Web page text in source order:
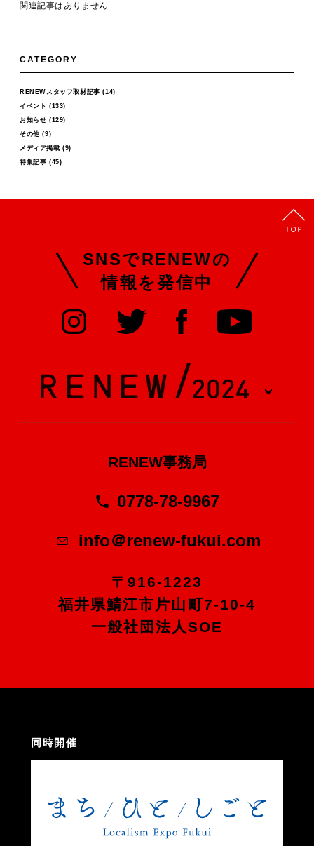
関連記事はありません
CATEGORY
RENEWスタッフ取材記事 (14)
イベント (133)
お知らせ (129)
その他(9)
メディア掲載 (9)
特集記事 (45)
SNSでRENEWの
情報を発信中
RENEW事務局
0778-78-9967
info＠renew-fukui.com
〒916-1223
福井県鯖江市片山町7-10-4
一般社団法人SOE
同時開催